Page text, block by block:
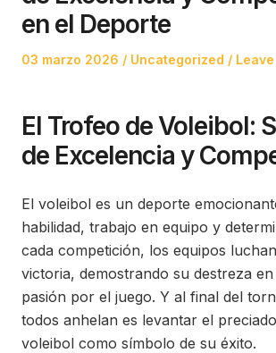
en el Deporte
Posted
03 marzo 2026
Posted
Uncategorized
El Trofeo de Voleibol:
de Excelencia y
El voleibol es un deporte
habilidad, trabajo en equipo y
cada competición, los equipos
victoria, demostrando su destreza
pasión por el juego. Y al final del
todos anhelan es levantar el
voleibol como símbolo de su éxito.